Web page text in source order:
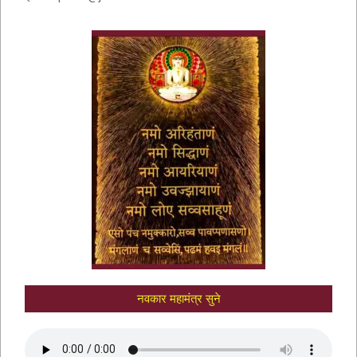
नवकार मंत्र में णमो अरिहंताणं
नवकार महामंत्र सुने